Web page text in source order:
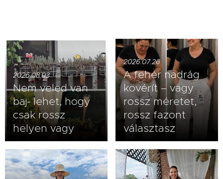
2026.08.03
Nem veled van
baj- lehet, hogy
csak rossz
helyen vagy
2026.07.26
A fehér nadrág
kövérít – vagy
rossz méretet,
rossz fazont
választasz